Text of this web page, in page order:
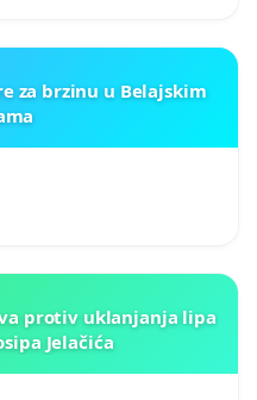
za brzinu u Belajskim
protiv uklanjanja lipa
Jelačića